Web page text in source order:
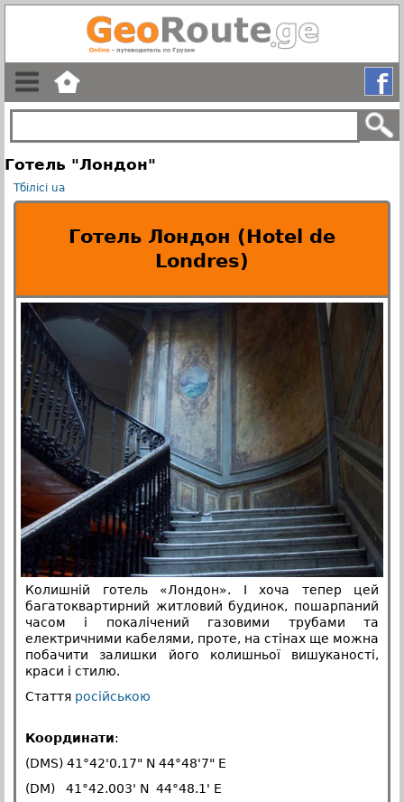
Готель "Лондон"
Тбілісі ua
Готель Лондон (Hotel de
Londres)
Колишній готель «Лондон». І хоча тепер цей
багатоквартирний житловий будинок, пошарпаний
часом і покалічений газовими трубами та
електричними кабелями, проте, на стінах ще можна
побачити залишки його колишньої вишуканості,
краси і стилю.
Стаття російською
Координати:
(DMS) 41°42'0.17" N 44°48'7" E
(DM) 41°42.003' N 44°48.1' E